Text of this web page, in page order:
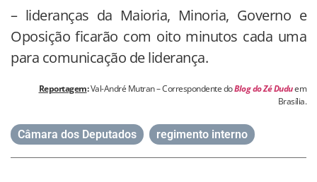
– lideranças da Maioria, Minoria, Governo e
Oposição ficarão com oito minutos cada uma
para comunicação de liderança.
Reportagem:Val-André Mutran – Correspondente doBlog do Zé Duduem
Brasília.
Câmara dos Deputados regimento interno